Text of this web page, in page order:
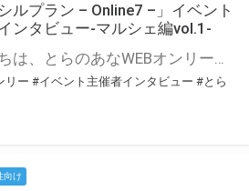
シルプラン – Online7 –」イベント
ンタビュー-マルシェ編vol.1-
こんにちは、とらのあなWEBオンリー運営スタッフです。 新たにお届けする、イベント主催者インタビュー-マルシェ編-は、 とらのあなWEBオンリー「マルシェ」をご利用した主催様に 「マルシェ」を使って開催した感想や心がけをお聞きする企画です。 今回は、WEBオンリー開催7回目迎えた「マレシルプラン – Online7 –」より、 主催の玉川うた様にお話を伺いました。 ▼マレシルプランのインタビュー前回記事 「イベント主催者インタビュー vol.6」はこちら 協力：玉川うた様（マレシルプラン実行委員会 代表）／イベント公式Twitter（@mallesil_plan） とらのあなWEBオンリー「マルシェ」とは？ WEBオンリーでリアルタイムでコミュニケーションがとれるオンライン会場です。
リー #イベント主催者インタビュー #とら
向け